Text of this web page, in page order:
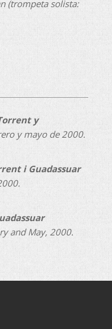
(trompeta solista:
y
y mayo de 2000.
i Guadassuar
and May, 2000.